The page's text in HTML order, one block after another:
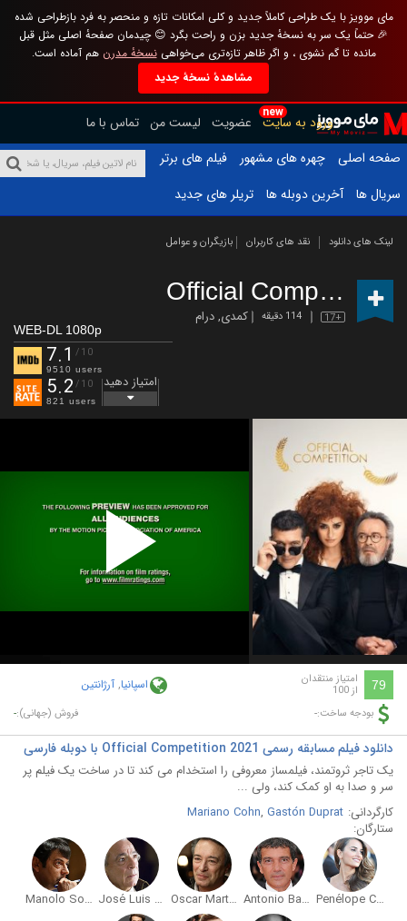
مای موویز با یک طراحی کاملاً جدید و کلی امکانات تازه و منحصر به فرد بازطراحی شده
🎉 حتماً یک سر به نسخهٔ جدید بزن و راحت بگرد 😊 چیدمان صفحهٔ اصلی مثل قبل
مانده تا گم نشوی ، و اگر ظاهر تازه‌تری می‌خواهینسخهٔ مدرن هم آماده است.
مشاهدهٔ نسخهٔ جدید
new
ورود به سایت عضویت لیست من تماس با ما
صفحه اصلی
چهره های مشهور
فیلم های برتر
سریال ها
آخرین دوبله ها تریلر های جدید
لینک های دانلود نقد های کاربران بازیگران و عوامل
Official Competition
17+ 114 دقیقه کمدی,درام
WEB-DL 1080p
7.1 /10
9510 users
5.2 /10
821 users
امتیاز دهید
Play
Video
79 امتیاز منتقدان
از 100 اسپانیا, آرژانتین
بودجه ساخت:- فروش (جهانی):-
دانلود فیلم مسابقه رسمی Official Competition 2021 با دوبله فارسی
یک تاجر ثروتمند، فیلمساز معروفی را استخدام می کند تا در ساخت یک فیلم پر
سر و صدا به او کمک کند، ولی ...
کارگردانی:
Mariano Cohn, Gastón Duprat
ستارگان:
Penélope Cruz
Antonio Banderas
Oscar Martínez
José Luis Gómez
Manolo Solo